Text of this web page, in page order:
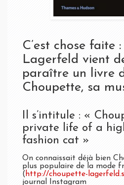
C’est chose faite
Lagerfeld vient
paraître un livre
Choupette, sa
Il s’intitule : «
private life of a
fashion cat »
On connaissait déjà bien
plus populaire de la mode
(http://choupette-
journal Instagram